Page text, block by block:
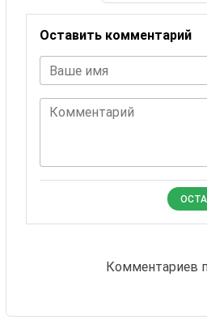
Оставить комментарий
Ваше имя
Комментарий
Комментариев